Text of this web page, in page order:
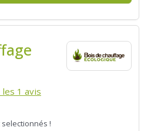
1 avis
!